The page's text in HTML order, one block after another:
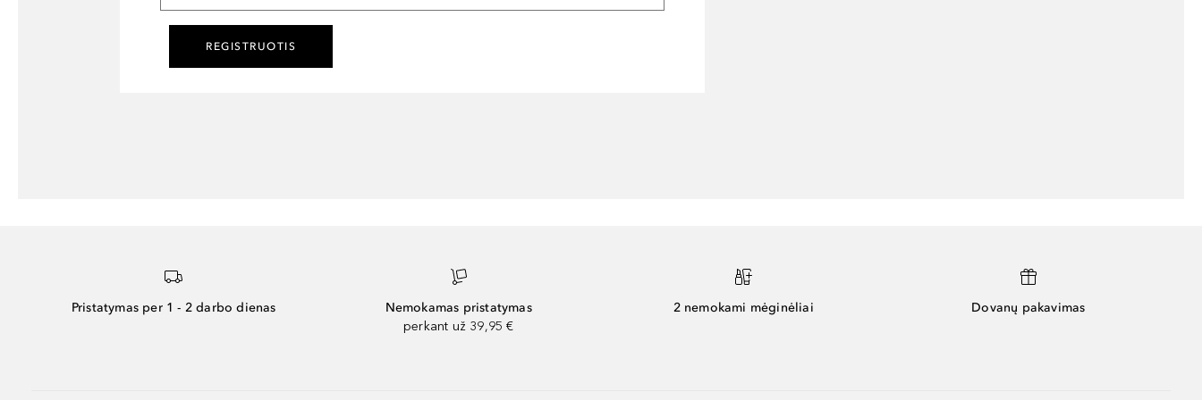
REGISTRUOTIS
Pristatymas per 1 - 2 darbo dienas
Nemokamas pristatymas
perkant už 39,95 €
2 nemokami mėginėliai Dovanų pakavimas